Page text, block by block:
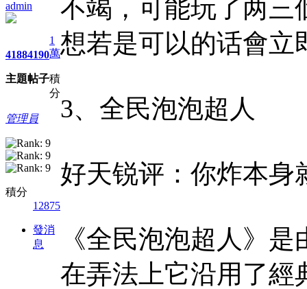
admin
4188
主題
4190
帖子
1
萬
積
分
管理員
積分
12875
發消
息
不竭，可能玩了两三
想若是可以的话會立
3、全民泡泡超人
好天锐评：你炸本身
《全民泡泡超人》
在弄法上它沿用了經